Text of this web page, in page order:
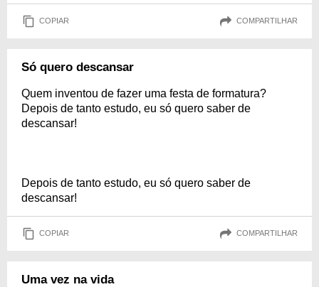
COPIAR COMPARTILHAR
Só quero descansar
Quem inventou de fazer uma festa de formatura?
Depois de tanto estudo, eu só quero saber de
descansar!
Depois de tanto estudo, eu só quero saber de
descansar!
COPIAR COMPARTILHAR
Uma vez na vida